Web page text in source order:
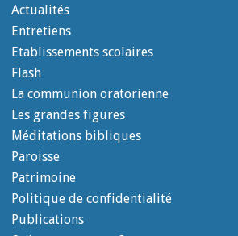
Actualités
Entretiens
Etablissements scolaires
Flash
La communion oratorienne
Les grandes figures
Méditations bibliques
Paroisse
Patrimoine
Politique de confidentialité
Publications